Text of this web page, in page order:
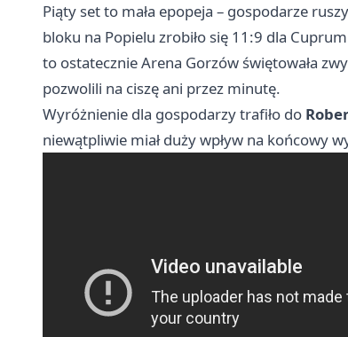
Piąty set to mała epopeja – gospodarze
bloku na Popielu zrobiło się 11:9 dla
to ostatecznie Arena Gorzów świętowała
pozwolili na ciszę ani przez minutę.
Wyróżnienie dla gospodarzy trafiło do
niewątpliwie miał duży wpływ na końcowy